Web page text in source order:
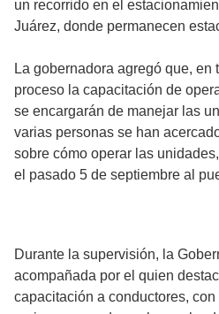
un recorrido en el
Juárez, donde permanecen
La gobernadora agregó que, en
proceso la capacitación de
se encargarán de manejar las
varias personas se han
sobre cómo operar las
el pasado 5 de septiembre al
Durante la supervisión, la
acompañada por el quien
capacitación a conductores,